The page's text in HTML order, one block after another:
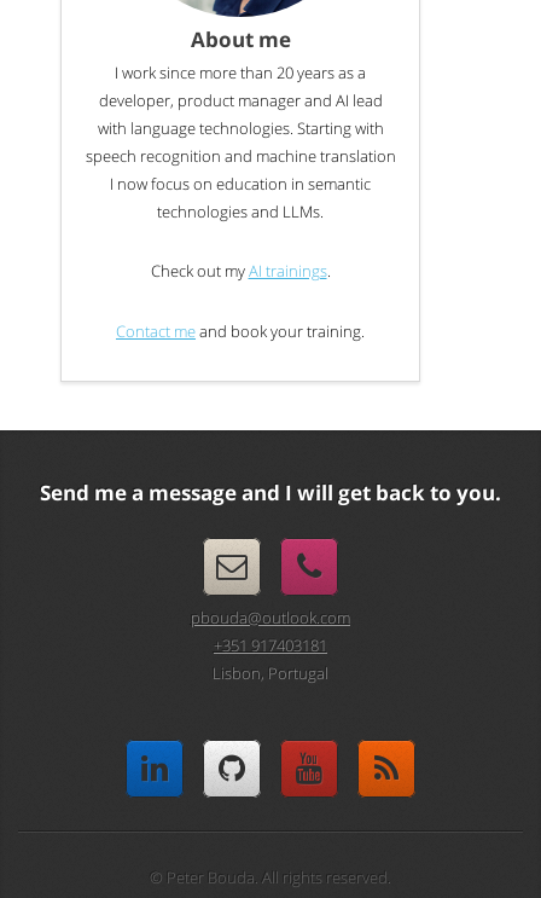
About me
I work since more than 20 years as a
developer, product manager and AI lead
with language technologies. Starting with
speech recognition and machine translation
I now focus on education in semantic
technologies and LLMs.
Check out myAI trainings.
Contact meand book your training.
Send me a message and I will get back to you.
pbouda@outlook.com
+351 917403181
Lisbon, Portugal
© Peter Bouda. All rights reserved.